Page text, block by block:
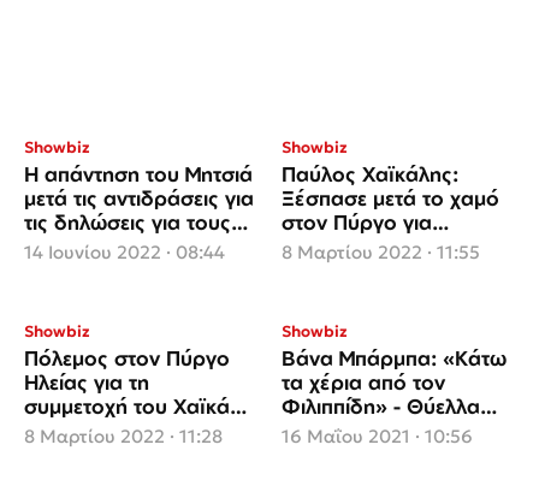
Showbiz
Η απάντηση του Μητσιά
μετά τις αντιδράσεις για
τις δηλώσεις για τους
ομοφυλόφιλους
14 Ιουνίου 2022 · 08:44
Showbiz
Παύλος Χαϊκάλης:
Ξέσπασε μετά το χαμό
στον Πύργο για
συμμετοχή του σε
παράσταση – «Είναι
8 Μαρτίου 2022 · 11:55
Showbiz
Πόλεμος στον Πύργο
Ηλείας για τη
συμμετοχή του Χαϊκάλη
σε παράσταση
8 Μαρτίου 2022 · 11:28
Showbiz
Βάνα Μπάρμπα: «Κάτω
τα χέρια από τον
Φιλιππίδη» - Θύελλα
αντιδράσεων
16 Μαΐου 2021 · 10:56